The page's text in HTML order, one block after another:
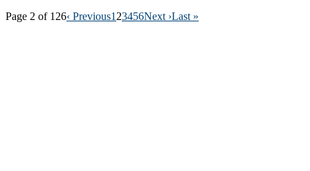
Page 2 of 126‹ Previous123456Next ›Last »